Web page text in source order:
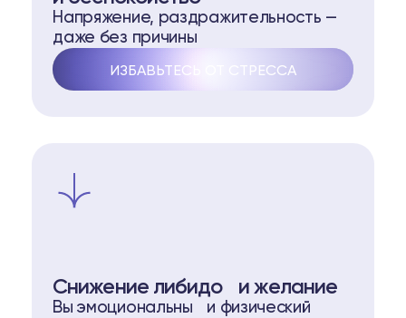
Напряжение, раздражительность —
даже без причины
ИЗБАВЬТЕСЬ ОТ СТРЕССА
Снижение либидо и желание
Вы эмоциональны и физический